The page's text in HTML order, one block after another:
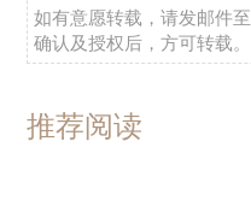
如有意愿转载，请发邮件至
确认及授权后，方可转载。
推荐阅读